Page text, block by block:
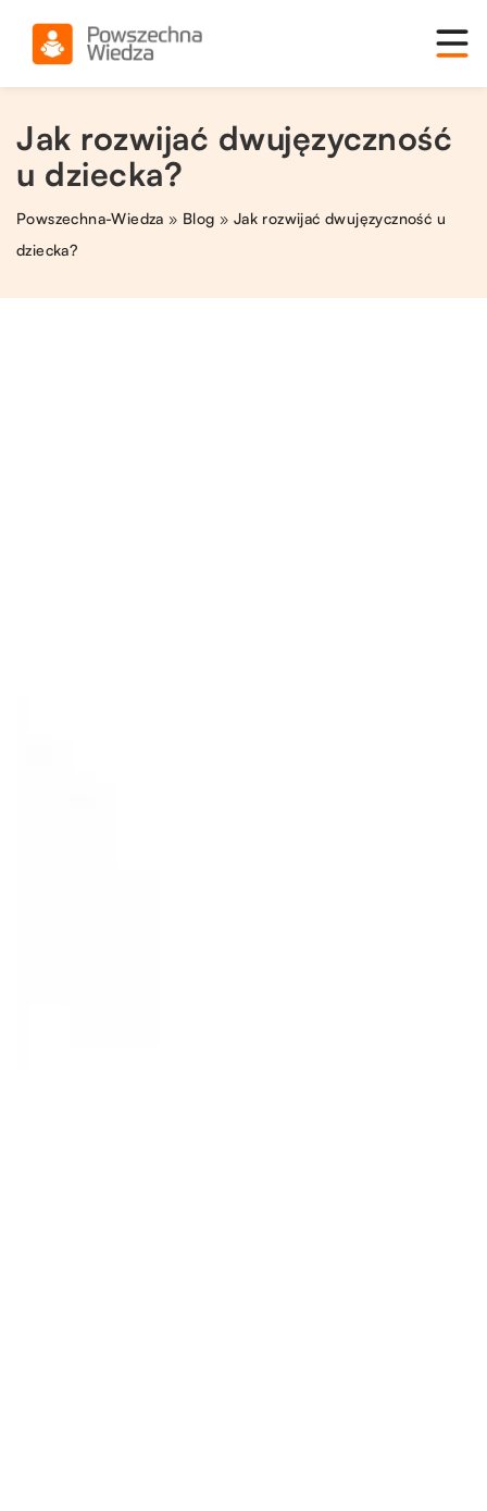
Jak rozwijać dwujęzyczność
u dziecka?
Powszechna-Wiedza » Blog » Jak rozwijać dwujęzyczność u
dziecka?